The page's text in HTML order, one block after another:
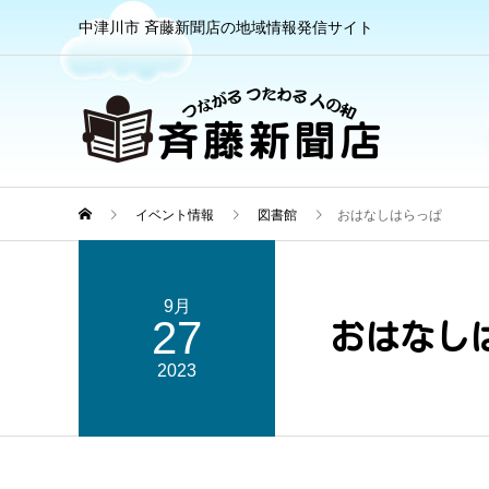
中津川市 斉藤新聞店の地域情報発信サイト
イベント情報 図書館 おはなしはらっぱ
9月
27
2023
おはなし